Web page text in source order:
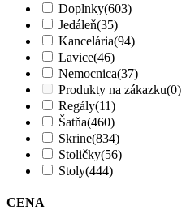
Doplnky(603)
Jedáleň(35)
Kancelária(94)
Lavice(46)
Nemocnica(37)
Produkty na zákazku(0)
Regály(11)
Šatňa(460)
Skrine(834)
Stoličky(56)
Stoly(444)
CENA